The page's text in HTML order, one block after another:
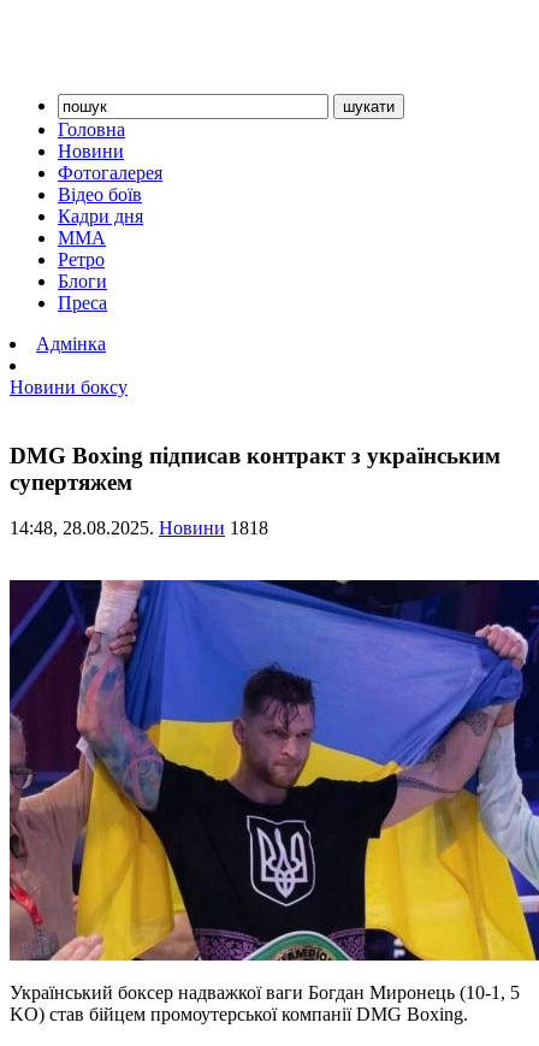
Головна
Новини
Фотогалерея
Відео боїв
Кадри дня
ММА
Ретро
Блоги
Преса
Адмінка
Новини боксу
DMG Boxing підписав контракт з українським
супертяжем
14:48, 28.08.2025. Новини 1818
Український боксер надважкої ваги Богдан Миронець (10-1, 5
KO) став бійцем промоутерської компанії DMG Boxing.